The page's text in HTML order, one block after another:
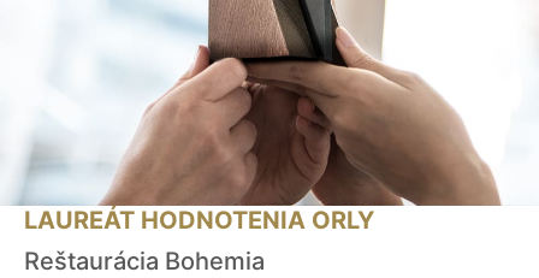
LAUREÁT HODNOTENIA ORLY
Reštaurácia Bohemia